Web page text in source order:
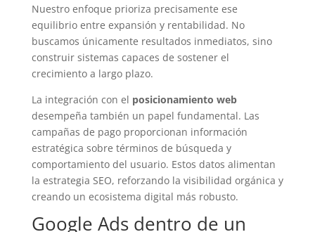
Nuestro enfoque prioriza precisamente ese
equilibrio entre expansión y rentabilidad. No
buscamos únicamente resultados inmediatos, sino
construir sistemas capaces de sostener el
crecimiento a largo plazo.
La integración con el posicionamiento web
desempeña también un papel fundamental. Las
campañas de pago proporcionan información
estratégica sobre términos de búsqueda y
comportamiento del usuario. Estos datos alimentan
la estrategia SEO, reforzando la visibilidad orgánica y
creando un ecosistema digital más robusto.
Google Ads dentro de un